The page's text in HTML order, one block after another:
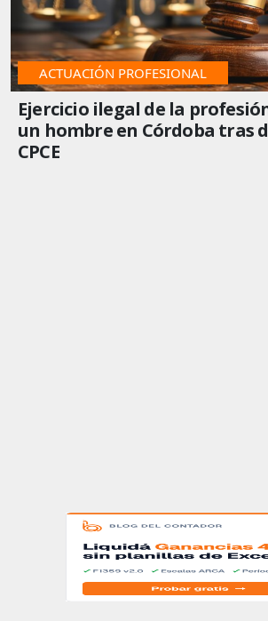
PROVINCIALES
ACTUACIÓN PROFESIONAL
Ejercicio ilegal de la
un hombre en Córdoba tras
CPCE